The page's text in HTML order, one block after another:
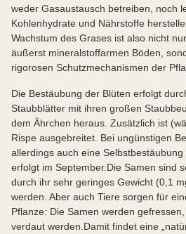
weder Gasaustausch betreiben, noch
Kohlenhydrate und Nährstoffe
Wachstum des Grases ist also nicht
äußerst mineralstoffarmen Böden,
rigorosen Schutzmechanismen der
Die Bestäubung der Blüten erfolgt
Staubblätter mit ihren großen
dem Ährchen heraus. Zusätzlich ist
Rispe ausgebreitet. Bei ungünstigen
allerdings auch eine
erfolgt im September.Die Samen sind
durch ihr sehr geringes Gewicht (0,1
werden. Aber auch Tiere sorgen für
Pflanze: Die Samen werden
verdaut werden.Damit findet eine